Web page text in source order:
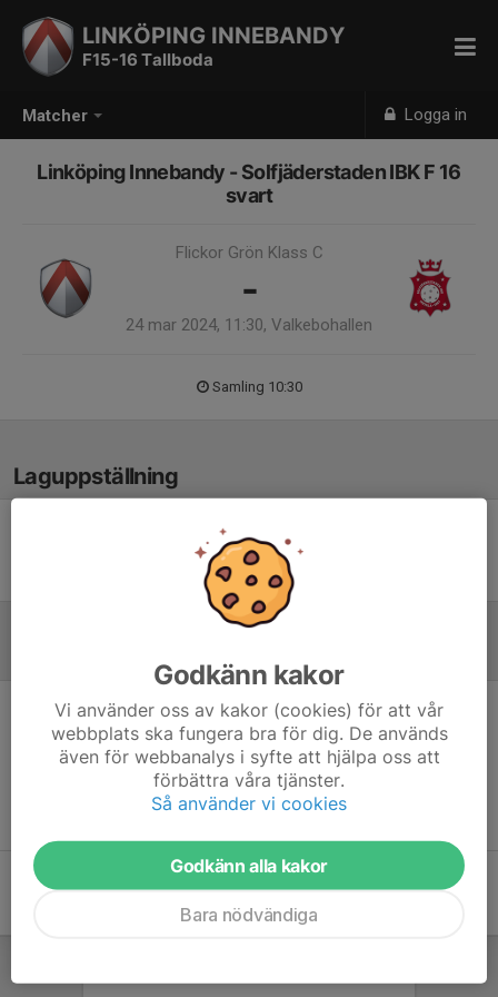
Matcher Logga in
LINKÖPING INNEBANDY
F15-16 Tallboda
Linköping Innebandy - Solfjäderstaden IBK F 16
svart
Flickor Grön Klass C
-
24 mar 2024, 11:30, Valkebohallen
Samling 10:30
Laguppställning
Ingen uppställning ifylld
Inget referat skrivet
Godkänn kakor
Vi använder oss av kakor (cookies) för att vår
webbplats ska fungera bra för dig. De används
även för webbanalys i syfte att hjälpa oss att
förbättra våra tjänster.
Så använder vi cookies
Godkänn alla kakor
Bara nödvändiga